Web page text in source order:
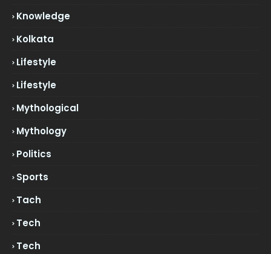
Knowledge
Kolkata
Lifestyle
Lifestyle
Mythological
Mythology
Politics
Sports
Tach
Tech
Tech